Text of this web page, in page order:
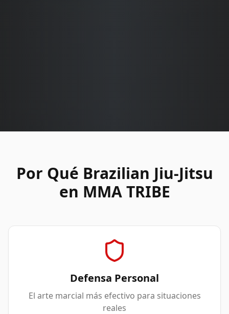
Por Qué Brazilian Jiu-Jitsu
en MMA TRIBE
Defensa Personal
El arte marcial más efectivo para situaciones
reales